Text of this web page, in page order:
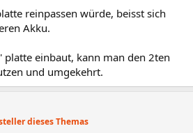
reinpassen würde, beisst sich
Akku.
platte einbaut, kann man den 2ten
und umgekehrt.
dieses Themas